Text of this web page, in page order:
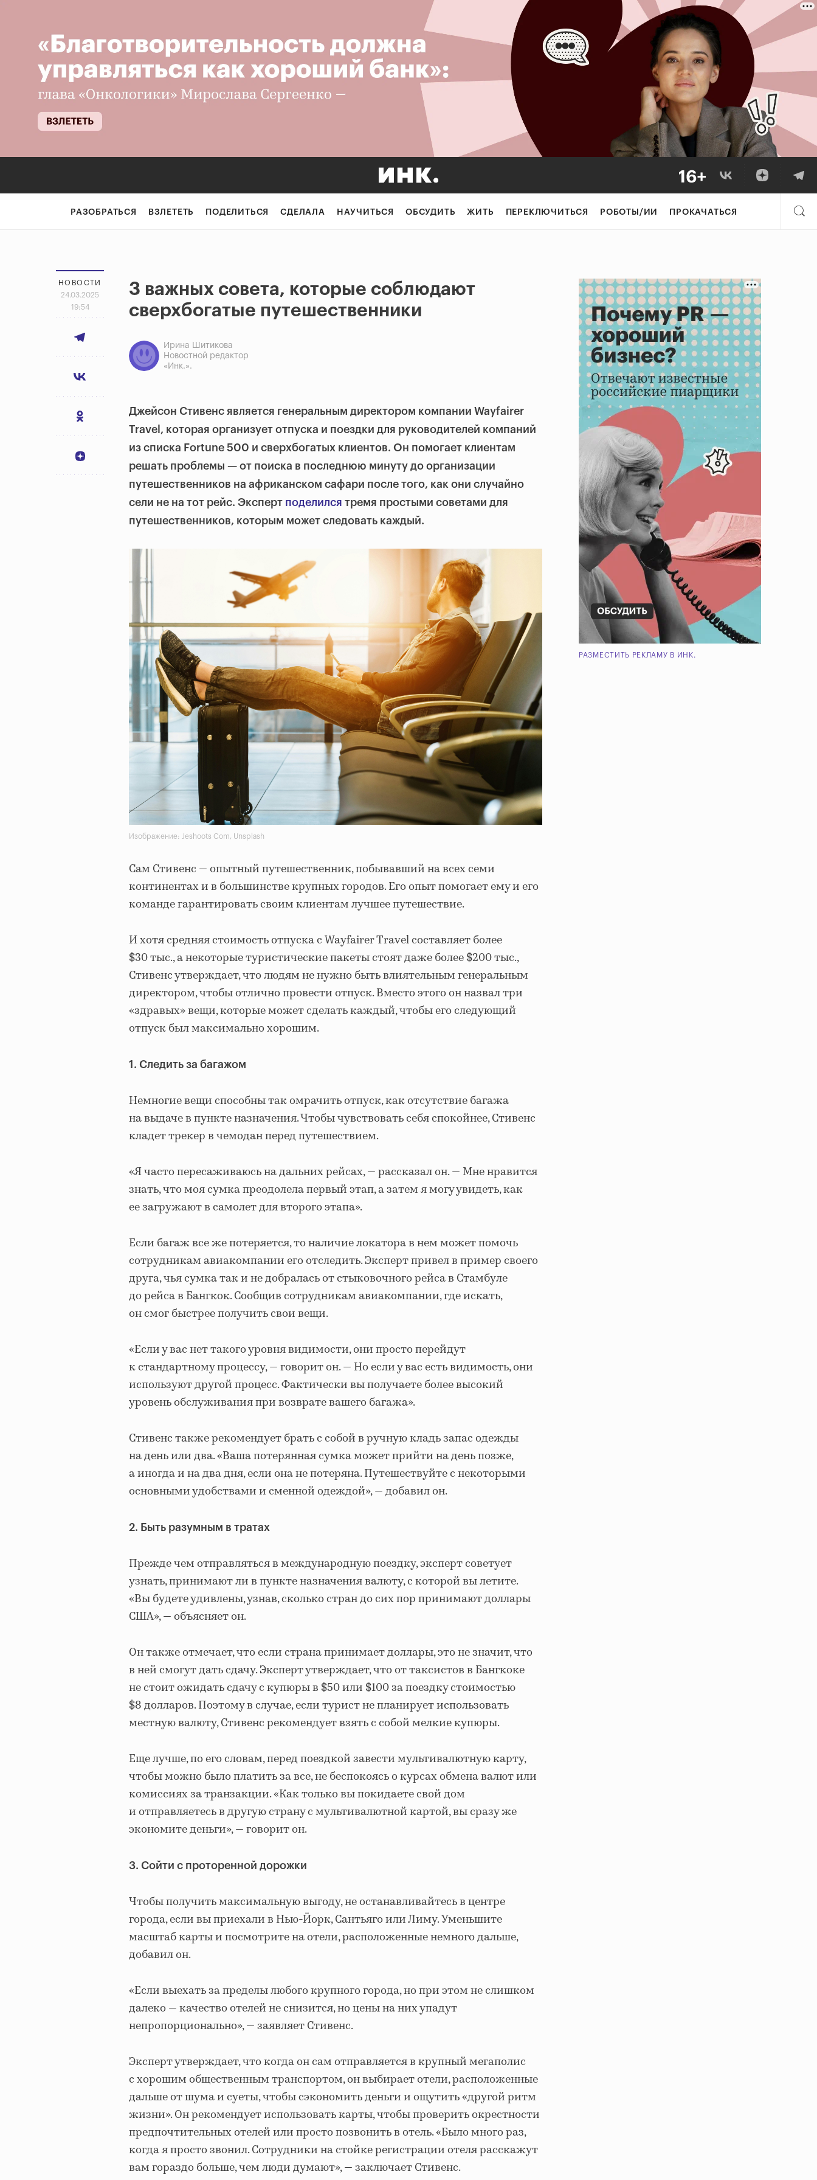
РАЗОБРАТЬСЯ ВЗЛЕТЕТЬ ПОДЕЛИТЬСЯ СДЕЛАЛА НАУЧИТЬСЯ ОБСУДИТЬ ЖИТЬ ПЕРЕКЛЮЧИТЬСЯ РОБОТЫ/ИИ ПРОКАЧАТЬСЯ
НОВОСТИ
24.03.2025
19:54
3 важных совета, которые соблюдают
сверхбогатые путешественники
Ирина Шитикова
Новостной редактор
«Инк.».
Джейсон Стивенс является генеральным директором компании Wayfairer
Travel, которая организует отпуска и поездки для руководителей компаний
из списка Fortune 500 и сверхбогатых клиентов. Он помогает клиентам
решать проблемы — от поиска в последнюю минуту до организации
путешественников на африканском сафари после того, как они случайно
сели не на тот рейс. Эксперт поделился тремя простыми советами для
путешественников, которым может следовать каждый.
Изображение: Jeshoots Com, Unsplash
Сам Стивенс — опытный путешественник, побывавший на всех семи
континентах и ​​в большинстве крупных городов. Его опыт помогает ему и его
команде гарантировать своим клиентам лучшее путешествие.
И хотя средняя стоимость отпуска с Wayfairer Travel составляет более
$30 тыс., а некоторые туристические пакеты стоят даже более $200 тыс.,
Стивенс утверждает, что людям не нужно быть влиятельным генеральным
директором, чтобы отлично провести отпуск. Вместо этого он назвал три
«здравых» вещи, которые может сделать каждый, чтобы его следующий
отпуск был максимально хорошим.
1. Следить за багажом
Немногие вещи способны так омрачить отпуск, как отсутствие багажа
на выдаче в пункте назначения. Чтобы чувствовать себя спокойнее, Стивенс
кладет трекер в чемодан перед путешествием.
«Я часто пересаживаюсь на дальних рейсах, — рассказал он. — Мне нравится
знать, что моя сумка преодолела первый этап, а затем я могу увидеть, как
ее загружают в самолет для второго этапа».
Если багаж все же потеряется, то наличие локатора в нем может помочь
сотрудникам авиакомпании его отследить. Эксперт привел в пример своего
друга, чья сумка так и не добралась от стыковочного рейса в Стамбуле
до рейса в Бангкок. Сообщив сотрудникам авиакомпании, где искать,
он смог быстрее получить свои вещи.
«Если у вас нет такого уровня видимости, они просто перейдут
к стандартному процессу, — говорит он. — Но если у вас есть видимость, они
используют другой процесс. Фактически вы получаете более высокий
уровень обслуживания при возврате вашего багажа».
Стивенс также рекомендует брать с собой в ручную кладь запас одежды
на день или два. «Ваша потерянная сумка может прийти на день позже,
а иногда и на два дня, если она не потеряна. Путешествуйте с некоторыми
основными удобствами и сменной одеждой», — добавил он.
2. Быть разумным в тратах
Прежде чем отправляться в международную поездку, эксперт советует
узнать, принимают ли в пункте назначения валюту, с которой вы летите.
«Вы будете удивлены, узнав, сколько стран до сих пор принимают доллары
США», — объясняет он.
Он также отмечает, что если страна принимает доллары, это не значит, что
в ней смогут дать сдачу. Эксперт утверждает, что от таксистов в Бангкоке
не стоит ожидать сдачу с купюры в $50 или $100 за поездку стоимостью
$8 долларов. Поэтому в случае, если турист не планирует использовать
местную валюту, Стивенс рекомендует взять с собой мелкие купюры.
Еще лучше, по его словам, перед поездкой завести мультивалютную карту,
чтобы можно было платить за все, не беспокоясь о курсах обмена валют или
комиссиях за транзакции. «Как только вы покидаете свой дом
и отправляетесь в другую страну с мультивалютной картой, вы сразу же
экономите деньги», — говорит он.
3. Сойти с проторенной дорожки
Чтобы получить максимальную выгоду, не останавливайтесь в центре
города, если вы приехали в Нью-Йорк, Сантьяго или Лиму. Уменьшите
масштаб карты и посмотрите на отели, расположенные немного дальше,
добавил он.
«Если выехать за пределы любого крупного города, но при этом не слишком
далеко — качество отелей не снизится, но цены на них упадут
непропорционально», — заявляет Стивенс.
Эксперт утверждает, что когда он сам отправляется в крупный мегаполис
с хорошим общественным транспортом, он выбирает отели, расположенные
дальше от шума и суеты, чтобы сэкономить деньги и ощутить «другой ритм
жизни». Он рекомендует использовать карты, чтобы проверить окрестности
предпочтительных отелей или просто позвонить в отель. «Было много раз,
когда я просто звонил. Сотрудники на стойке регистрации отеля расскажут
вам гораздо больше, чем люди думают», — заключает Стивенс.
РАЗМЕСТИТЬ РЕКЛАМУ В ИНК.